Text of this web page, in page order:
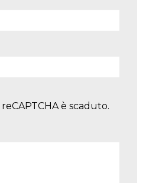
è scaduto.